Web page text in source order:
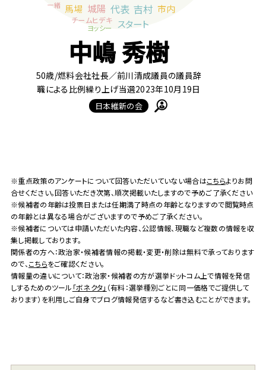
中嶋 秀樹
50歳/燃料会社社長／前川清成議員の議員辞
職による比例繰り上げ当選2023年10月19日
日本維新の会
※重点政策のアンケートについて回答いただいていない場合はこちらよりお問
合せください。回答いただき次第、順次掲載いたしますので予めご了承ください
※候補者の年齢は投票日または任期満了時点の年齢となりますので閲覧時点
の年齢とは異なる場合がございますので予めご了承ください。
※候補者については申請いただいた内容、公認情報、現職など複数の情報を収
集し掲載しております。
関係者の方へ：政治家・候補者情報の掲載・変更・削除は無料で承っております
ので、 こちらをご確認ください。
情報量の違いについて：政治家・候補者の方が選挙ドットコム上で情報を発信
しするためのツール 「ボネクタ」 （有料：選挙種別ごとに同一価格でご提供して
おります）を利用しご自身でブログ情報発信するなど書き込むことができます。